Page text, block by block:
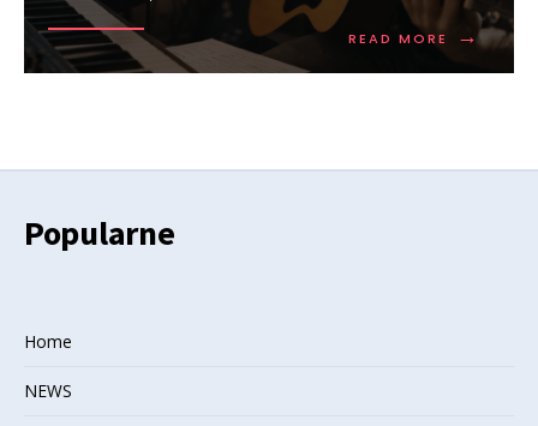
READ MORE →
Popularne
Home
NEWS